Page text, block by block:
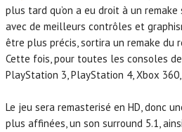
plus tard qu’on a eu droit à un remake
avec de meilleurs contrôles et
être plus précis, sortira un remake du
Cette fois, pour toutes les consoles
PlayStation 3, PlayStation 4, Xbox 360,
Le jeu sera remasterisé en HD, donc
plus affinées, un son surround 5.1,